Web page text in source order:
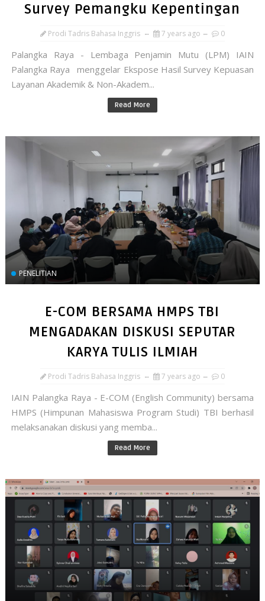
Survey Pemangku Kepentingan
Prodi Tadris Bahasa Inggris 7 years ago 0
Palangka Raya - Lembaga Penjamin Mutu (LPM) IAIN
Palangka Raya menggelar Ekspose Hasil Survey Kepuasan
Layanan Akademik & Non-Akadem...
Read More
PENELITIAN
E-COM BERSAMA HMPS TBI
MENGADAKAN DISKUSI SEPUTAR
KARYA TULIS ILMIAH
Prodi Tadris Bahasa Inggris 7 years ago 0
IAIN Palangka Raya - E-COM (English Community) bersama
HMPS (Himpunan Mahasiswa Program Studi) TBI berhasil
melaksanakan diskusi yang memba...
Read More